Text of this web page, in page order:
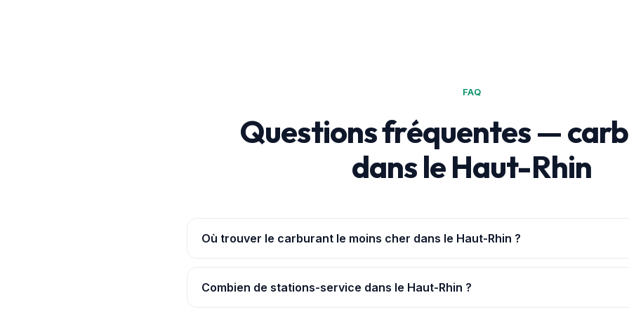
FAQ
Questions fréquentes —
dans le Haut-Rhin
Où trouver le carburant le moins cher dans le Haut-Rhin ?
moins cher relevé y était à 1,806 € (Saint-Louis).
Combien de stations-service dans le Haut-Rhin ?